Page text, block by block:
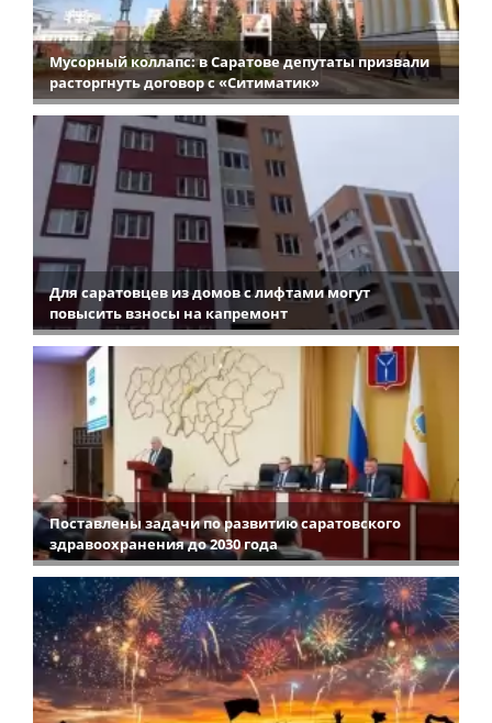
Мусорный коллапс: в Саратове депутаты призвали
расторгнуть договор с «Ситиматик»
Для саратовцев из домов с лифтами могут
повысить взносы на капремонт
Поставлены задачи по развитию саратовского
здравоохранения до 2030 года